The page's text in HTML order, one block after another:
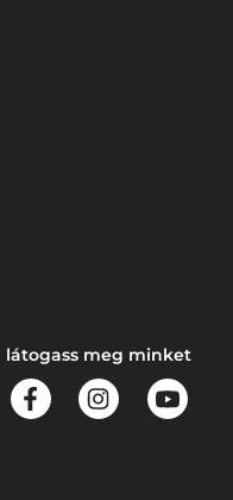
látogass meg minket